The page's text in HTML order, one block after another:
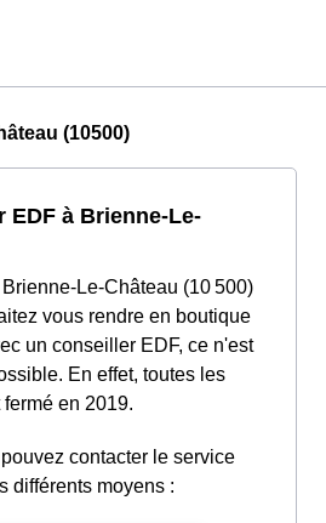
(10500)
EDF à Brienne-Le-
Le-Château (10 500)
vous rendre en boutique
un conseiller EDF, ce n'est
En effet, toutes les
en 2019.
contacter le service
différents moyens :